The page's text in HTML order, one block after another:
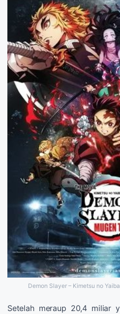
Demon Slayer – Kimetsu no
Setelah meraup 20,4 miliar